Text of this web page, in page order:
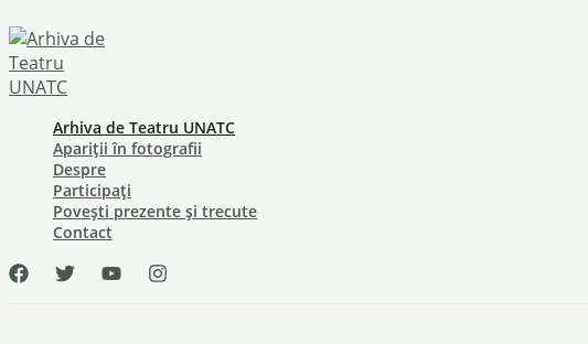
to
content
Arhiva de Teatru UNATC
Apariții în fotografii
Despre
Participați
Povești prezente și trecute
Contact